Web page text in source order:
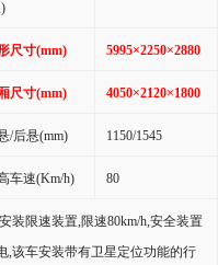
)
尺寸(mm) 5995×2250×2880
尺寸(mm) 4050×2120×1800
/后悬(mm) 1150/1545
车速(Km/h) 80
安装限速装置,限速80km/h,安全装置
,该车安装带有卫星定位功能的行